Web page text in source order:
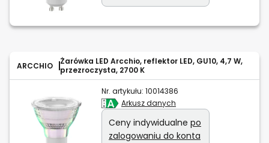
ARCCHIO
Żarówka LED Arcchio, reflektor LED, GU10, 4,7 W,
przezroczysta, 2700 K
Nr. artykułu: 10014386
Arkusz danych
Ceny indywidualne po
zalogowaniu do konta